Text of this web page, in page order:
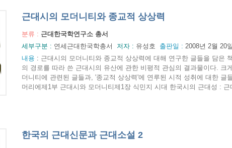
근대시의 모더니티와 종교적 상상력
분류 : 근대한국학연구소 총서
세부구분 : 연세근대한국학총서 저자 : 유성호 출판일 : 2008년 2월 20일
내용 : 근대시의 모더니티와 종교적 상상력에 대해 연구한 글들을 담은
의 경로를 따라 쓴 근대시의 유산에 관한 비평적 관심의 결과물이다. 크
더니티에 관련된 글들과, '종교적 상상력'에 연루된 시적 성취에 대한 글
머리에제1부 근대시와 모더니티제1장 식민지 시대 한국시의 근대성 : 근
한국의 근대신문과 근대소설 2